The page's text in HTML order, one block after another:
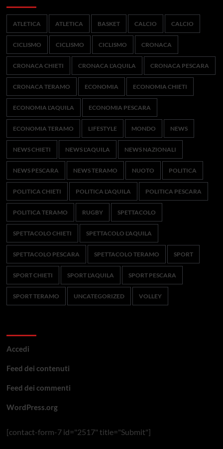
ATLETICA ATLETICA BASKET CALCIO CALCIO
CICLISMO CICLISMO CICLISMO CRONACA
CRONACA CHIETI CRONACA L'AQUILA CRONACA PESCARA
CRONACA TERAMO ECONOMIA ECONOMIA CHIETI
ECONOMIA L'AQUILA ECONOMIA PESCARA
ECONOMIA TERAMO LIFESTYLE MONDO NEWS
NEWS CHIETI NEWS L'AQUILA NEWS NAZIONALI
NEWS PESCARA NEWS TERAMO NUOTO POLITICA
POLITICA CHIETI POLITICA L'AQUILA POLITICA PESCARA
POLITICA TERAMO RUGBY SPETTACOLO
SPETTACOLO CHIETI SPETTACOLO L'AQUILA
SPETTACOLO PESCARA SPETTACOLO TERAMO SPORT
SPORT CHIETI SPORT L'AQUILA SPORT PESCARA
SPORT TERAMO UNCATEGORIZED VOLLEY
Accedi
Feed dei contenuti
Feed dei commenti
WordPress.org
[contact-form-7 id="2517" title="Submit"]